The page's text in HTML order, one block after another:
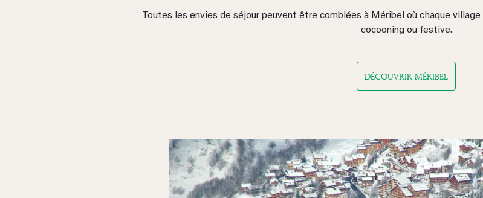
Toutes les envies de séjour peuvent être comblées à Méribel où chaque
cocooning ou festive.
DÉCOUVRIR MÉRIBEL